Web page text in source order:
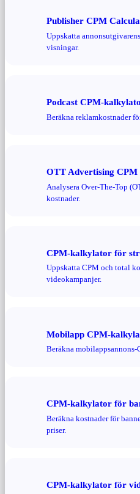
Publisher CPM
Uppskatta
visningar.
Podcast CPM-
Beräkna reklamkostnader
OTT Advertising
Analysera Over-The-Top
kostnader.
CPM-kalkylator för
Uppskatta CPM och total
videokampanjer.
Mobilapp CPM-
Beräkna
CPM-kalkylator för
Beräkna kostnader för
priser.
CPM-kalkylator för